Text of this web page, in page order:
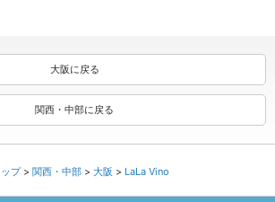
大阪に戻る
関西・中部に戻る
プ 関西・中部 大阪 LaLa Vino